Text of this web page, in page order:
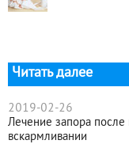
Читать далее
2019-02-26
Лечение запора после
вскармливании